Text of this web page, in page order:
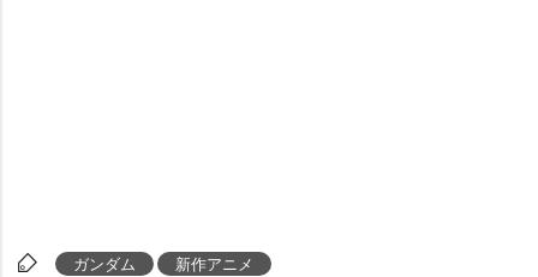
ガンダム 新作アニメ